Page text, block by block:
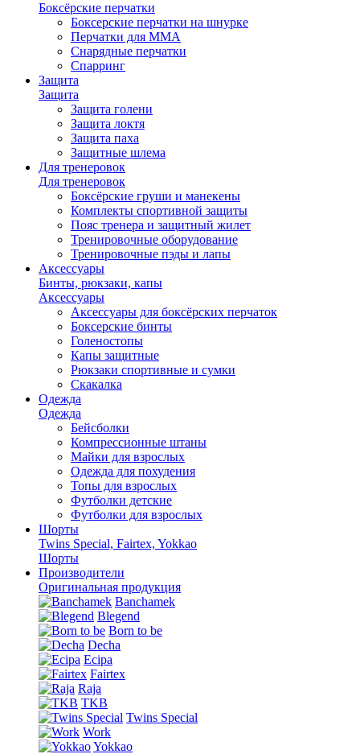
Боксёрские перчатки
Боксерские перчатки на шнурке
Перчатки для ММА
Снарядные перчатки
Спарринг
Защита
Защита
Защита голени
Защита локтя
Защита паха
Защитные шлема
Для тренеровок
Для тренеровок
Боксёрские груши и манекены
Комплекты спортивной защиты
Пояс тренера и защитный жилет
Тренировочные оборудование
Тренировочные пэды и лапы
Аксессуары
Бинты, рюкзаки, капы
Аксессуары
Аксессуары для боксёрских перчаток
Боксерские бинты
Голеностопы
Капы защитные
Рюкзаки спортивные и сумки
Скакалка
Одежда
Одежда
Бейсболки
Компрессионные штаны
Майки для взрослых
Одежда для похудения
Топы для взрослых
Футболки детские
Футболки для взрослых
Шорты
Twins Special, Fairtex, Yokkao
Шорты
Производители
Оригинальная продукция
Banchamek
Blegend
Born to be
Decha
Ecipa
Fairtex
Raja
TKB
Twins Special
Work
Yokkao